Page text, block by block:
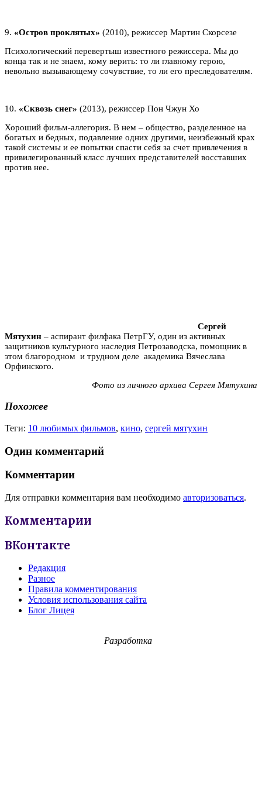
9. «Остров проклятых» (2010), режиссер Мартин Скорсезе
Психологический перевертыш известного режиссера. Мы до
конца так и не знаем, кому верить: то ли главному герою,
невольно вызывающему сочувствие, то ли его преследователям.
10. «Сквозь снег» (2013), режиссер Пон Чжун Хо
Хороший фильм-аллегория. В нем – общество, разделенное на
богатых и бедных, подавление одних другими, неизбежный крах
такой системы и ее попытки спасти себя за счет привлечения в
привилегированный класс лучших представителей восставших
против нее.
Сергей
Мятухин – аспирант филфака ПетрГУ, один из активных
защитников культурного наследия Петрозаводска, помощник в
этом благородном и трудном деле академика Вячеслава
Орфинского.
Фото из личного архива Сергея Мятухина
Похожее
Теги: 10 любимых фильмов, кино, сергей мятухин
Один комментарий
Комментарии
Для отправки комментария вам необходимо авторизоваться.
Комментарии
ВКонтакте
Редакция
Разное
Правила комментирования
Условия использования сайта
Блог Лицея
Разработка